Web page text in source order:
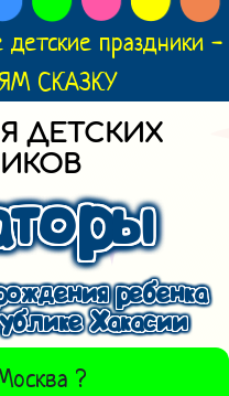
праздники -
СКАЗКУ
ДЕТСКИХ
ребенка
Хакасии
?
ГОРОД